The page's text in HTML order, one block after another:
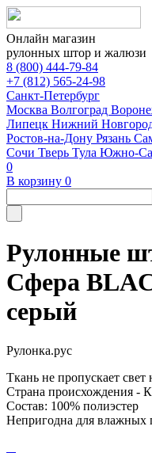
Онлайн магазин
рулонных штор и жалюзи
8 (800) 444-79-84
+7 (812) 565-24-98
Санкт-Петербург
Москва Волгоград
Липецк Нижний
Ростов-на-Дону Рязань
Сочи Тверь Тула Южно-
0
В корзину 0
Рулонные
Сфера
серый
Рулонка.рус
Ткань не пропускает свет
Страна происхождения -
Состав: 100% полиэстер
Непригодна для влажных